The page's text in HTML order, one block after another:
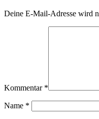
Deine E-Mail-Adresse wird
Kommentar *
Name *